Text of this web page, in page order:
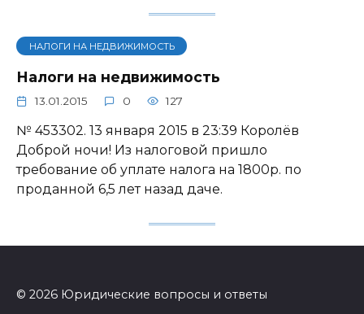
НАЛОГИ НА НЕДВИЖИМОСТЬ
Налоги на недвижимость
13.01.2015 0 127
№ 453302. 13 января 2015 в 23:39 Королёв
Доброй ночи! Из налоговой пришло
требование об уплате налога на 1800р. по
проданной 6,5 лет назад даче.
© 2026 Юридические вопросы и ответы